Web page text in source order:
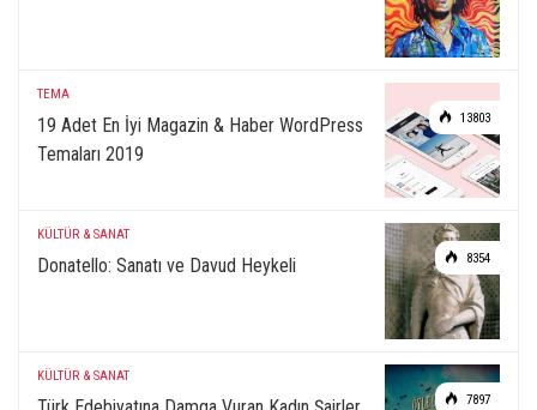
13803
TEMA
19 Adet En İyi Magazin & Haber WordPress
Temaları 2019
8354
KÜLTÜR & SANAT
Donatello: Sanatı ve Davud Heykeli
7897
KÜLTÜR & SANAT